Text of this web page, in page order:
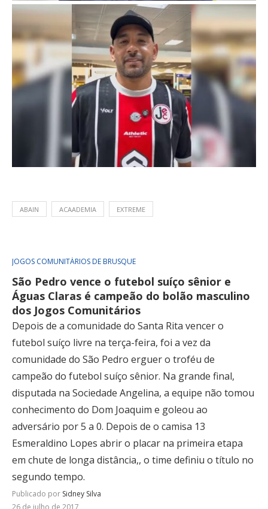
ABAIN ACAADEMIA EXTREME
JOGOS COMUNITÁRIOS DE BRUSQUE
São Pedro vence o futebol suíço sênior e
Águas Claras é campeão do bolão masculino
dos Jogos Comunitários
Depois de a comunidade do Santa Rita vencer o
futebol suíço livre na terça-feira, foi a vez da
comunidade do São Pedro erguer o troféu de
campeão do futebol suíço sênior. Na grande final,
disputada na Sociedade Angelina, a equipe não tomou
conhecimento do Dom Joaquim e goleou ao
adversário por 5 a 0. Depois de o camisa 13
Esmeraldino Lopes abrir o placar na primeira etapa
em chute de longa distância,, o time definiu o título no
segundo tempo.
Publicado por Sidney Silva